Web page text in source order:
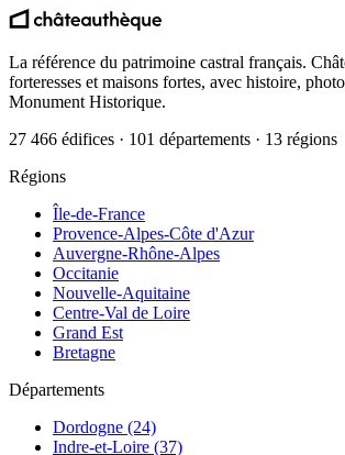
La référence du patrimoine castral français.
forteresses et maisons fortes, avec histoire,
Monument Historique.
27 466 édifices · 101 départements · 13 régions
Régions
Île-de-France
Provence-Alpes-Côte d'Azur
Auvergne-Rhône-Alpes
Occitanie
Nouvelle-Aquitaine
Centre-Val de Loire
Grand Est
Bretagne
Départements
Dordogne (24)
Indre-et-Loire (37)